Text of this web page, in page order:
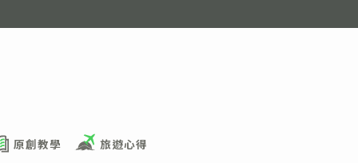
原創教學 旅遊心得